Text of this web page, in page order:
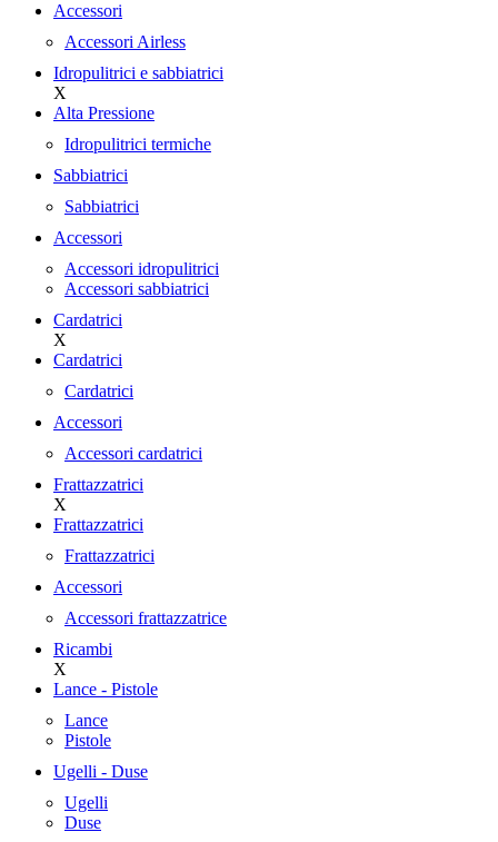
Accessori
Accessori Airless
Idropulitrici e sabbiatrici
X
Alta Pressione
Idropulitrici termiche
Sabbiatrici
Sabbiatrici
Accessori
Accessori idropulitrici
Accessori sabbiatrici
Cardatrici
X
Cardatrici
Cardatrici
Accessori
Accessori cardatrici
Frattazzatrici
X
Frattazzatrici
Frattazzatrici
Accessori
Accessori frattazzatrice
Ricambi
X
Lance - Pistole
Lance
Pistole
Ugelli - Duse
Ugelli
Duse